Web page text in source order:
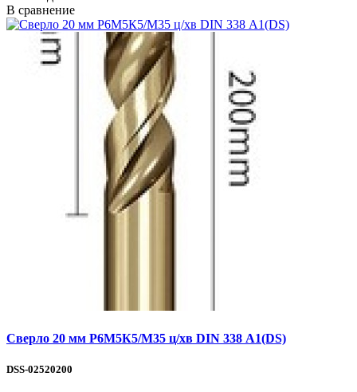
В сравнение
Сверло 20 мм Р6М5К5/М35 ц/хв DIN 338 А1(DS)
DSS-02520200